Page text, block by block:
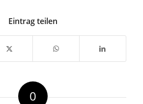
Eintrag teilen
0